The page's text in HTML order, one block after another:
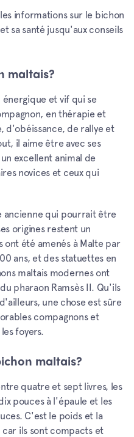
informations sur le bichon
sa santé jusqu'aux conseils
maltais?
et vif qui se
en thérapie et
d'obéissance, de rallye et
il aime être avec ses
excellent animal de
novices et ceux qui
ancienne qui pourrait être
origines restent un
ont été amenés à Malte par
ans, et des statuettes en
maltais modernes ont
pharaon Ramsès II. Qu'ils
une chose est sûre
compagnons et
foyers.
maltais?
quatre et sept livres, les
pouces à l'épaule et les
C'est le poids et la
ils sont compacts et